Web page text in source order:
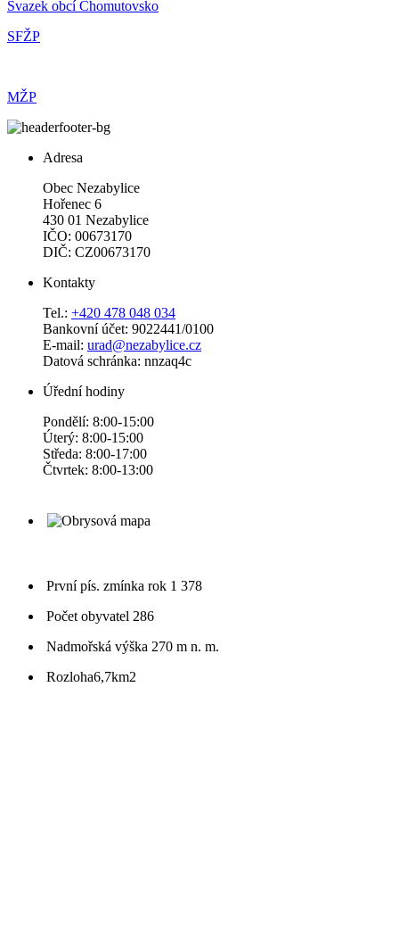
Svazek obcí Chomutovsko
SFŽP
MŽP
Adresa
Obec Nezabylice
Hořenec 6
430 01 Nezabylice
IČO: 00673170
DIČ: CZ00673170
Kontakty
Tel.: +420 478 048 034
Bankovní účet: 9022441/0100
E-mail: urad@nezabylice.cz
Datová schránka: nnzaq4c
Úřední hodiny
Pondělí: 8:00-15:00
Úterý: 8:00-15:00
Středa: 8:00-17:00
Čtvrtek: 8:00-13:00
První pís. zmínka rok 1 378
Počet obyvatel 286
Nadmořská výška 270 m n. m.
Rozloha6,7km2